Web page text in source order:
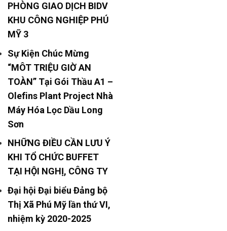
PHÒNG GIAO DỊCH BIDV
KHU CÔNG NGHIỆP PHÚ
MỸ 3
Sự Kiện Chúc Mừng
“MÔT TRIỆU GIỜ AN
TOÀN” Tại Gói Thầu A1 –
Olefins Plant Project Nhà
Máy Hóa Lọc Dầu Long
Sơn
NHỮNG ĐIỀU CẦN LƯU Ý
KHI TỔ CHỨC BUFFET
TẠI HỘI NGHỊ, CÔNG TY
Đại hội Đại biểu Đảng bộ
Thị Xã Phú Mỹ lần thứ VI,
nhiệm kỳ 2020-2025